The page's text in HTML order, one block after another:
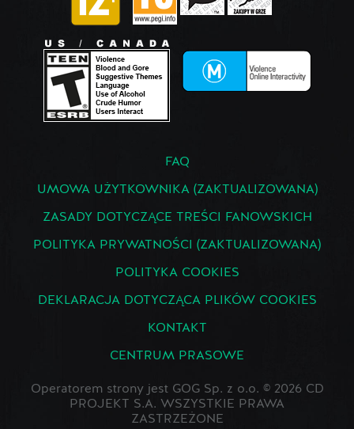
FAQ
UMOWA UŻYTKOWNIKA (ZAKTUALIZOWANA)
ZASADY DOTYCZĄCE TREŚCI FANOWSKICH
POLITYKA PRYWATNOŚCI (ZAKTUALIZOWANA)
POLITYKA COOKIES
DEKLARACJA DOTYCZĄCA PLIKÓW COOKIES
KONTAKT
CENTRUM PRASOWE
Operatorem strony jest GOG Sp. z o.o. © 2026 CD
PROJEKT S.A. WSZYSTKIE PRAWA
ZASTRZEŻONE